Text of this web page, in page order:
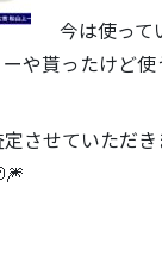
今は使って
や貰ったけど
させていただ